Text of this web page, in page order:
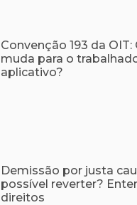
Convenção 193 da OIT:
muda para o
aplicativo?
Demissão por justa
possível reverter?
direitos